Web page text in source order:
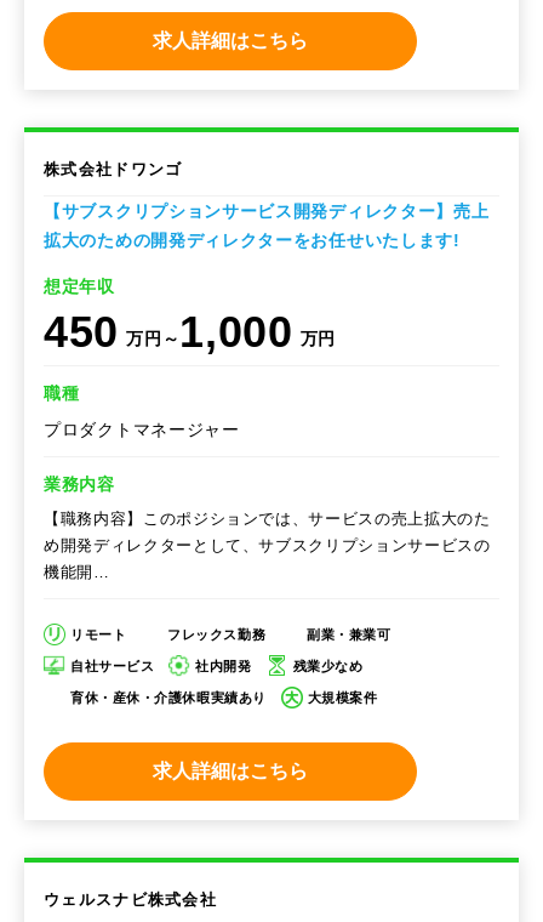
求人詳細はこちら
株式会社ドワンゴ
【サブスクリプションサービス開発ディレクター】売上
拡大のための開発ディレクターをお任せいたします!
想定年収
450 万円～ 1,000 万円
職種
プロダクトマネージャー
業務内容
【職務内容】このポジションでは、サービスの売上拡大のた
め開発ディレクターとして、サブスクリプションサービスの
機能開…
リモート フレックス勤務 副業・兼業可
自社サービス 社内開発 残業少なめ
育休・産休・介護休暇実績あり 大規模案件
求人詳細はこちら
ウェルスナビ株式会社